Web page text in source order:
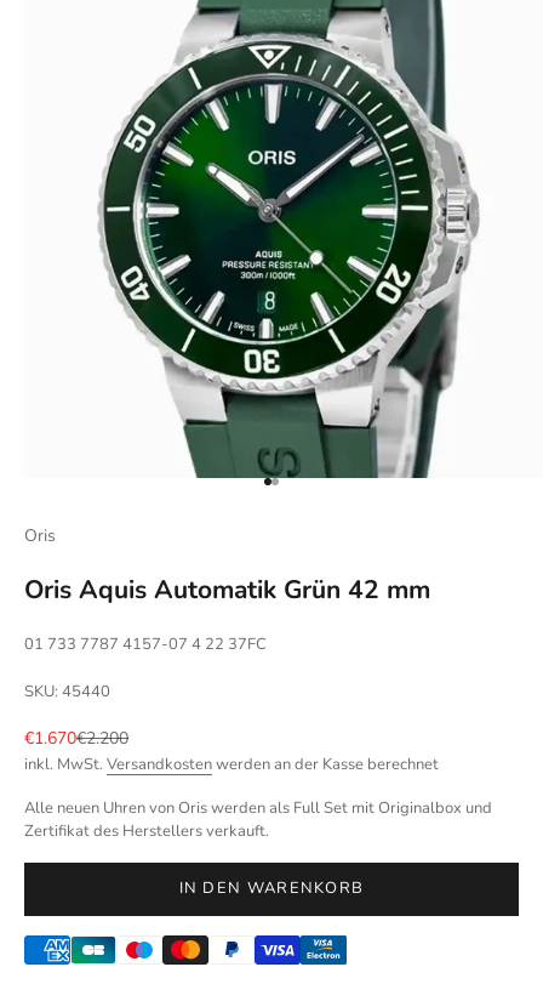
Gehe zu Element 1
Gehe zu Element 2
Oris
Oris Aquis Automatik Grün 42 mm
01 733 7787 4157-07 4 22 37FC
SKU: 45440
Angebot
€1.670Regulärer Preis
€2.200
inkl. MwSt. Versandkostenwerden an der Kasse berechnet
Alle neuen Uhren von Oris werden als Full Set mit Originalbox und
Zertifikat des Herstellers verkauft.
IN DEN WARENKORB